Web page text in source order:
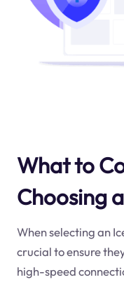
What to
Choosing
When selecting an
crucial to ensure
high-speed